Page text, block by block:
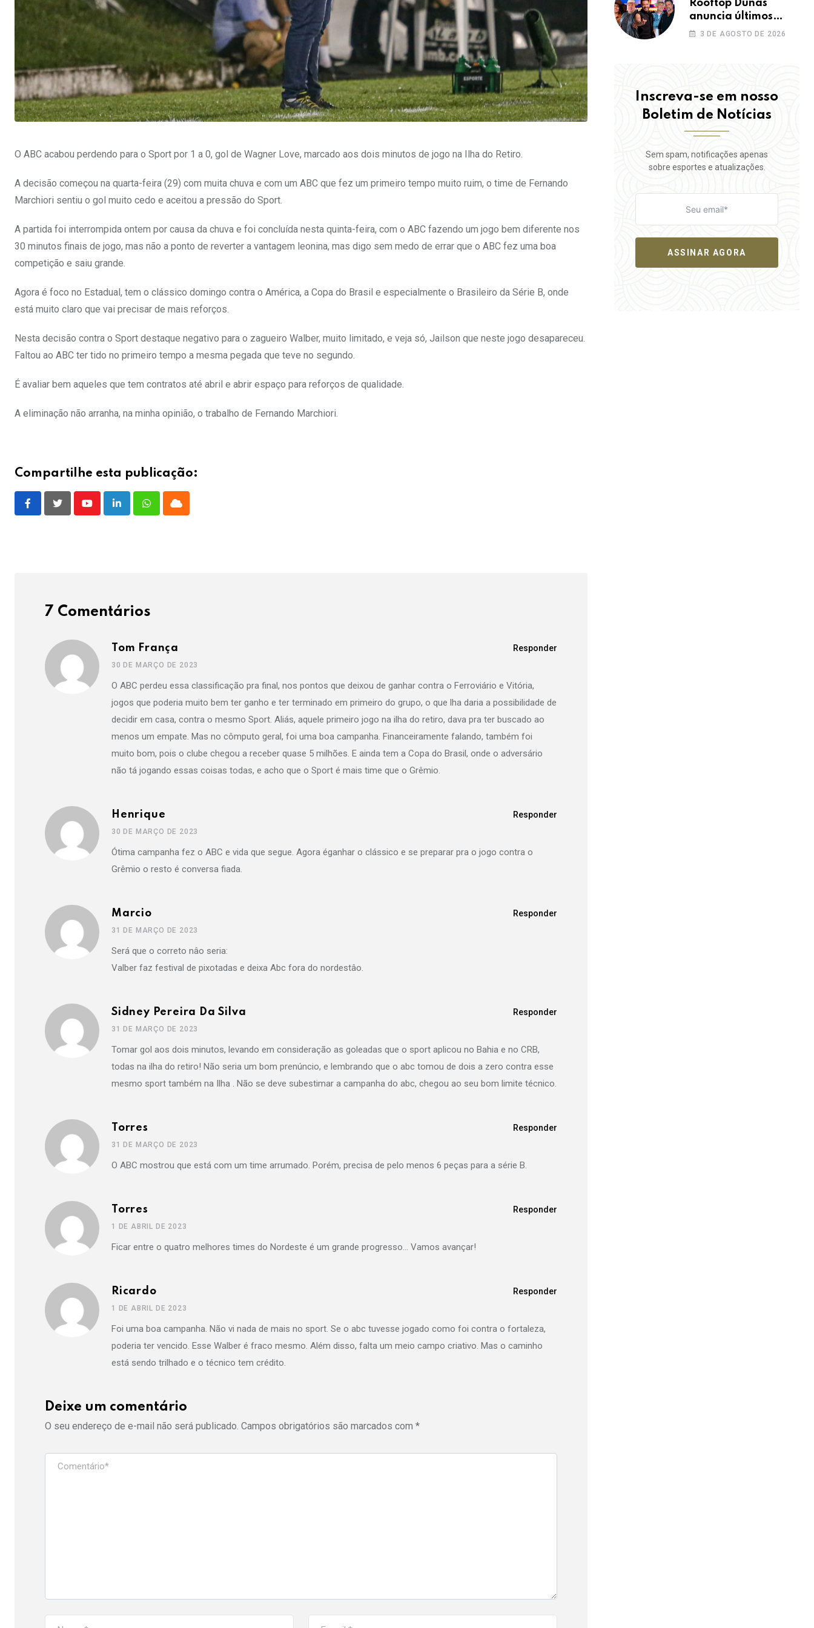
O ABC acabou perdendo para o Sport por 1 a 0, gol de Wagner Love, marcado aos dois minutos de jogo na Ilha do Retiro.
A decisão começou na quarta-feira (29) com muita chuva e com um ABC que fez um primeiro tempo muito ruim, o time de Fernando
Marchiori sentiu o gol muito cedo e aceitou a pressão do Sport.
A partida foi interrompida ontem por causa da chuva e foi concluída nesta quinta-feira, com o ABC fazendo um jogo bem diferente nos
30 minutos finais de jogo, mas não a ponto de reverter a vantagem leonina, mas digo sem medo de errar que o ABC fez uma boa
competição e saiu grande.
Agora é foco no Estadual, tem o clássico domingo contra o América, a Copa do Brasil e especialmente o Brasileiro da Série B, onde
está muito claro que vai precisar de mais reforços.
Nesta decisão contra o Sport destaque negativo para o zagueiro Walber, muito limitado, e veja só, Jailson que neste jogo desapareceu.
Faltou ao ABC ter tido no primeiro tempo a mesma pegada que teve no segundo.
É avaliar bem aqueles que tem contratos até abril e abrir espaço para reforços de qualidade.
A eliminação não arranha, na minha opinião, o trabalho de Fernando Marchiori.
Compartilhe esta publicação:
YoutubeLinkedInWhatsappCloud
7 Comentários
Responder
Tom França
30 DE MARÇO DE 2023
O ABC perdeu essa classificação pra final, nos pontos que deixou de ganhar contra o Ferroviário e Vitória,
jogos que poderia muito bem ter ganho e ter terminado em primeiro do grupo, o que lha daria a possibilidade de
decidir em casa, contra o mesmo Sport. Aliás, aquele primeiro jogo na ilha do retiro, dava pra ter buscado ao
menos um empate. Mas no cômputo geral, foi uma boa campanha. Financeiramente falando, também foi
muito bom, pois o clube chegou a receber quase 5 milhões. E ainda tem a Copa do Brasil, onde o adversário
não tá jogando essas coisas todas, e acho que o Sport é mais time que o Grêmio.
Responder
Henrique
30 DE MARÇO DE 2023
Ótima campanha fez o ABC e vida que segue. Agora éganhar o clássico e se preparar pra o jogo contra o
Grêmio o resto é conversa fiada.
Responder
Marcio
31 DE MARÇO DE 2023
Será que o correto nâo seria:
Valber faz festival de pixotadas e deixa Abc fora do nordestâo.
Responder
Sidney Pereira Da Silva
31 DE MARÇO DE 2023
Tomar gol aos dois minutos, levando em consideração as goleadas que o sport aplicou no Bahia e no CRB,
todas na ilha do retiro! Não seria um bom prenúncio, e lembrando que o abc tomou de dois a zero contra esse
mesmo sport também na Ilha . Não se deve subestimar a campanha do abc, chegou ao seu bom limite técnico.
Responder
Torres
31 DE MARÇO DE 2023
O ABC mostrou que está com um time arrumado. Porém, precisa de pelo menos 6 peças para a série B.
Responder
Torres
1 DE ABRIL DE 2023
Ficar entre o quatro melhores times do Nordeste é um grande progresso… Vamos avançar!
Responder
Ricardo
1 DE ABRIL DE 2023
Foi uma boa campanha. Não vi nada de mais no sport. Se o abc tuvesse jogado como foi contra o fortaleza,
poderia ter vencido. Esse Walber é fraco mesmo. Além disso, falta um meio campo criativo. Mas o caminho
está sendo trilhado e o técnico tem crédito.
Deixe um comentário
O seu endereço de e-mail não será publicado. Campos obrigatórios são marcados com *
Rooftop Dunas
anuncia últimos
ingressos pro TBT do
3 DE AGOSTO DE 2026
Inscreva-se em nosso
Boletim de Notícias
Sem spam, notificações apenas
sobre esportes e atualizações.
ASSINAR AGORA